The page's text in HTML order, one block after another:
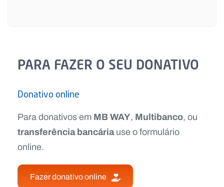
PARA FAZER O SEU DONATIVO
Donativo online
Para donativos emMB WAY, Multibanco, ou
transferência bancáriause o formulário
online.
Fazer donativo online